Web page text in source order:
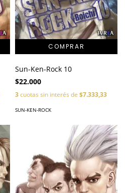
Sun-Ken-Rock 10
$22.000
3cuotas sin interés de $7.333,33
SUN-KEN-ROCK